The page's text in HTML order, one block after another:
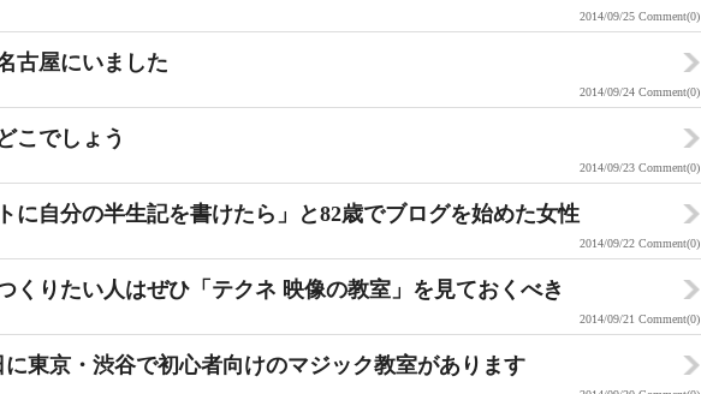
2014/09/25 Comment(0)
古屋にいました
2014/09/24 Comment(0)
こでしょう
2014/09/23 Comment(0)
トに自分の半生記を書けたら」と82歳でブログを始めた女性
2014/09/22 Comment(0)
くりたい人はぜひ「テクネ 映像の教室」を見ておくべき
2014/09/21 Comment(0)
に東京・渋谷で初心者向けのマジック教室があります